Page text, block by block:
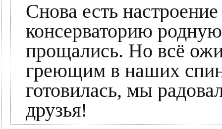
Снова есть
консерваторию
прощались. Но всё
греющим в наших
готовилась, мы
друзья!